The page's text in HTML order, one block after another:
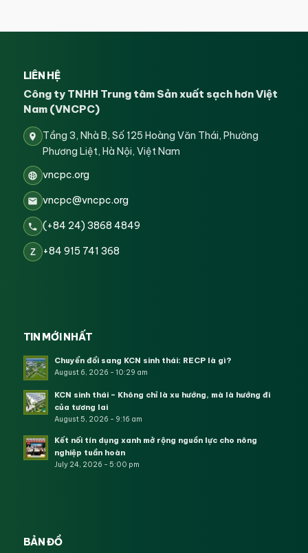
LIÊN HỆ
Công ty TNHH Trung tâm Sản xuất sạch hơn Việt
Nam (VNCPC)
Tầng 3, Nhà B, Số 125 Hoàng Văn Thái, Phường
Phương Liệt, Hà Nội, Việt Nam
vncpc.org
vncpc@vncpc.org
(+84 24) 3868 4849
Z +84 915 741 368
TIN MỚI NHẤT
Chuyển đổi sang KCN sinh thái: RECP là gì?
August 6, 2026 - 10:29 am
KCN sinh thái – Không chỉ là xu hướng, mà là hướng đi
của tương lai
August 5, 2026 - 9:16 am
Kết nối tín dụng xanh mở rộng nguồn lực cho nông
nghiệp tuần hoàn
July 24, 2026 - 5:00 pm
BẢN ĐỒ